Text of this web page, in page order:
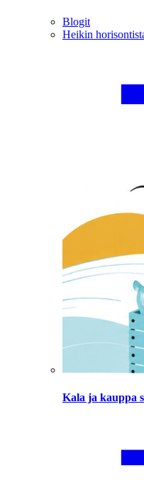
Blogit
Heikin
Kala ja kauppa